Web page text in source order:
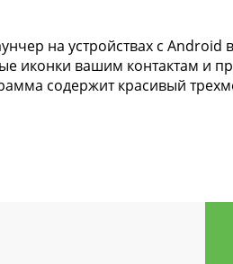
на устройствах с Android
иконки вашим контактам и
содержит красивый